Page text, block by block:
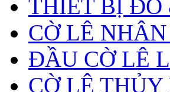
THIẾT BỊ ĐO
CỜ LÊ
ĐẦU CỜ LÊ
CỜ LÊ